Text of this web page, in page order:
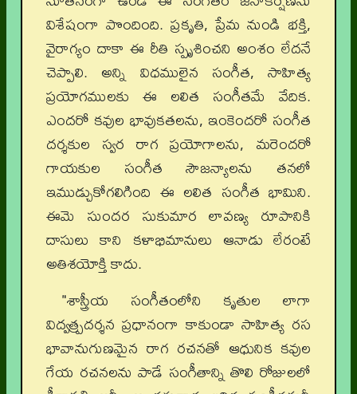
విశేషంగా పొందింది. ప్రకృతి, ప్రేమ నుండి భక్తి,
వైరాగ్యం దాకా ఈ రీతి స్పృశించని అంశం లేదనే
చెప్పాలి. అన్ని విధములైన సంగీత, సాహిత్య
ప్రయోగములకు ఈ లలిత సంగీతమే వేదిక.
ఎందరో కవుల భావుకతలను, ఇంకెందరో సంగీత
దర్శకుల స్వర రాగ ప్రయోగాలను, మరెందరో
గాయకుల సంగీత సౌజన్యాలను తనలో
ఇముడ్చుకోగలిగింది ఈ లలిత సంగీత భామిని.
ఈమె సుందర సుకుమార లావణ్య రూపానికి
దాసులు కాని కళాభిమానులు ఆనాడు లేరంటే
అతిశయోక్తి కాదు.
"శాస్త్రీయ సంగీతంలోని కృతుల లాగా
విద్వత్ప్రదర్శన ప్రధానంగా కాకుండా సాహిత్య రస
భావానుగుణమైన రాగ రచనతో ఆధునిక కవుల
గేయ రచనలను పాడే సంగీతాన్ని తొలి రోజులలో